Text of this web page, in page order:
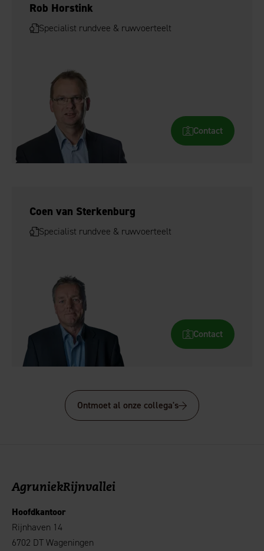
Rob Horstink
Specialist rundvee & ruwvoerteelt
Contact
Coen van Sterkenburg
Specialist rundvee & ruwvoerteelt
Contact
Ontmoet al onze collega's
AgruniekRijnvallei
Hoofdkantoor
Rijnhaven 14
6702 DT Wageningen